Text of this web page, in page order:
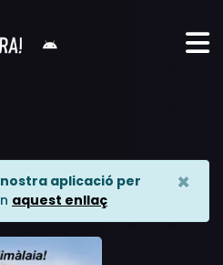
aplicació per
aquest enllaç
×